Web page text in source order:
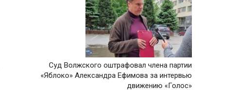
Суд Волжского оштрафовал члена партии
«Яблоко» Александра Ефимова за интервью
движению «Голос»